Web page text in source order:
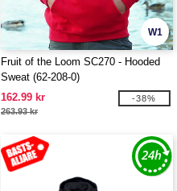
W1
Fruit of the Loom SC270 - Hooded
Sweat (62-208-0)
162.99 kr
263.93 kr
-38%